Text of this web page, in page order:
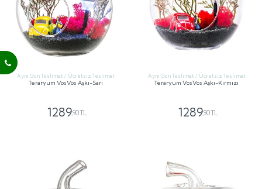
Aynı Gün Teslimat / Ücretsiz Teslimat
Teraryum VosVos Aşkı-Sarı
1289,90 TL
Aynı Gün Teslimat / Ücretsiz Teslimat
Teraryum VosVos Aşkı-Kırmızı
1289,90 TL